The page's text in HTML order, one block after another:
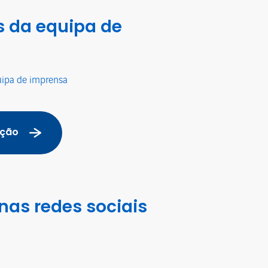
da equipa de
de imprensa
redes sociais